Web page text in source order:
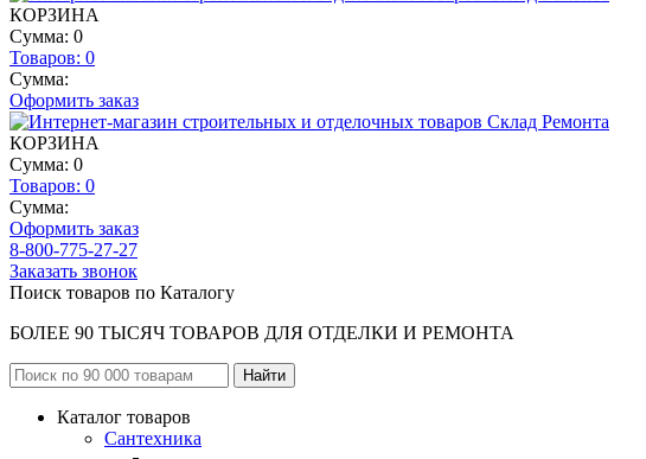
КОРЗИНА
Сумма: 0
Товаров: 0
Сумма:
Оформить заказ
КОРЗИНА
Сумма: 0
Товаров: 0
Сумма:
Оформить заказ
8-800-775-27-27
Заказать звонок
Поиск товаров по Каталогу
БОЛЕЕ 90 ТЫСЯЧ ТОВАРОВ ДЛЯ ОТДЕЛКИ И РЕМОНТА
Каталог товаров
Сантехника